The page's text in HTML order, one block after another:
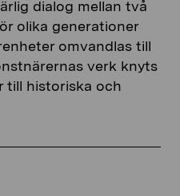
dialog mellan två
olika generationer
omvandlas till
verk knyts
till historiska och